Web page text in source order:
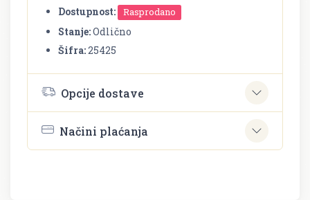
Dostupnost:
Rasprodano
Stanje:Odlično
Šifra:25425
Opcije dostave
Načini plaćanja